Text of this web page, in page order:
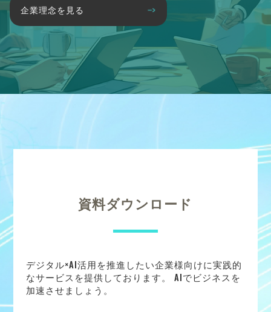
企業理念を見る
資料ダウンロード
デジタル×AI活用を推進したい企業様向けに実践的
なサービスを提供しております。 AIでビジネスを
加速させましょう。